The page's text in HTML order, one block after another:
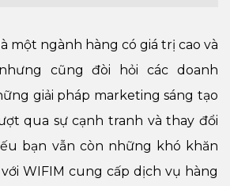
một ngành hàng có giá trị cao và
cũng đòi hỏi các doanh
giải pháp marketing sáng tạo
qua sự cạnh tranh và thay đổi
bạn vẫn còn những khó khăn
WIFIM cung cấp dịch vụ hàng